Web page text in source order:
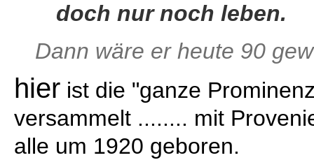
doch nur noch leben.
Dann wäre er heute 90
hier ist die "ganze
versammelt ........ mit
alle um 1920 geboren.